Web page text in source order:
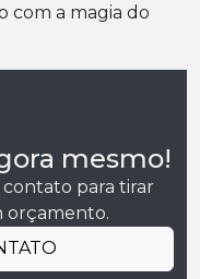
com a magia do
mesmo!
para tirar
orçamento.